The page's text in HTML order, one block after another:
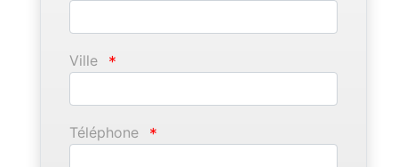
Ville *
Téléphone *